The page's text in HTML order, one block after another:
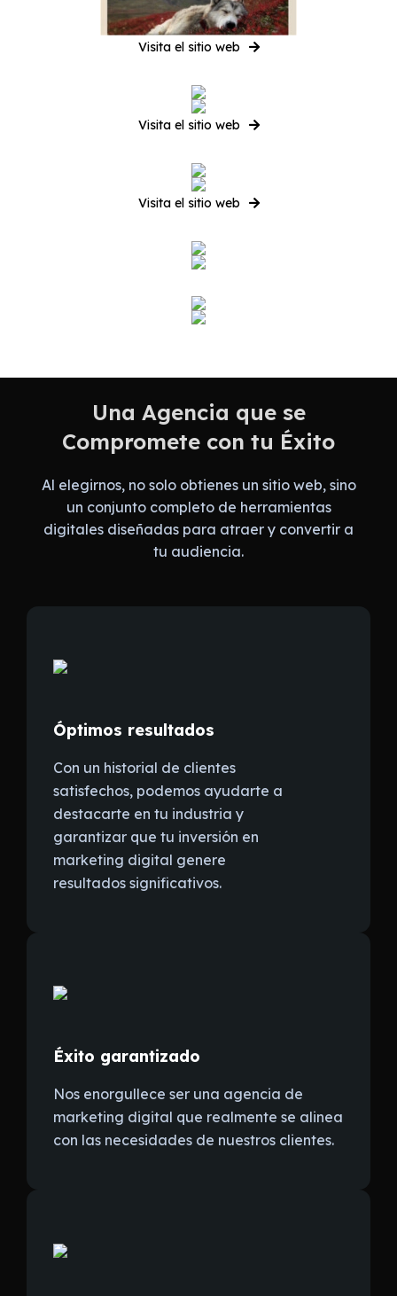
Visita el sitio web
Visita el sitio web
Visita el sitio web
Una Agencia que se
Compromete con tu Éxito
Al elegirnos, no solo obtienes un sitio web, sino
un conjunto completo de herramientas
digitales diseñadas para atraer y convertir a
tu audiencia.
Óptimos resultados
Con un historial de clientes
satisfechos, podemos ayudarte a
destacarte en tu industria y
garantizar que tu inversión en
marketing digital genere
resultados significativos.
Éxito garantizado
Nos enorgullece ser una agencia de
marketing digital que realmente se alinea
con las necesidades de nuestros clientes.